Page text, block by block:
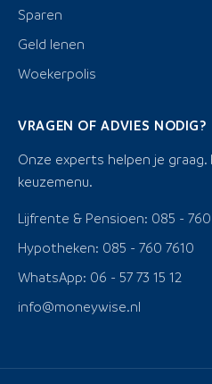
Sparen
Geld lenen
Woekerpolis
VRAGEN OF ADVIES NODIG?
Onze experts helpen je
keuzemenu.
Lijfrente & Pensioen: 085 -
Hypotheken: 085 - 760 7610
WhatsApp: 06 - 57 73 15 12
info@moneywise.nl